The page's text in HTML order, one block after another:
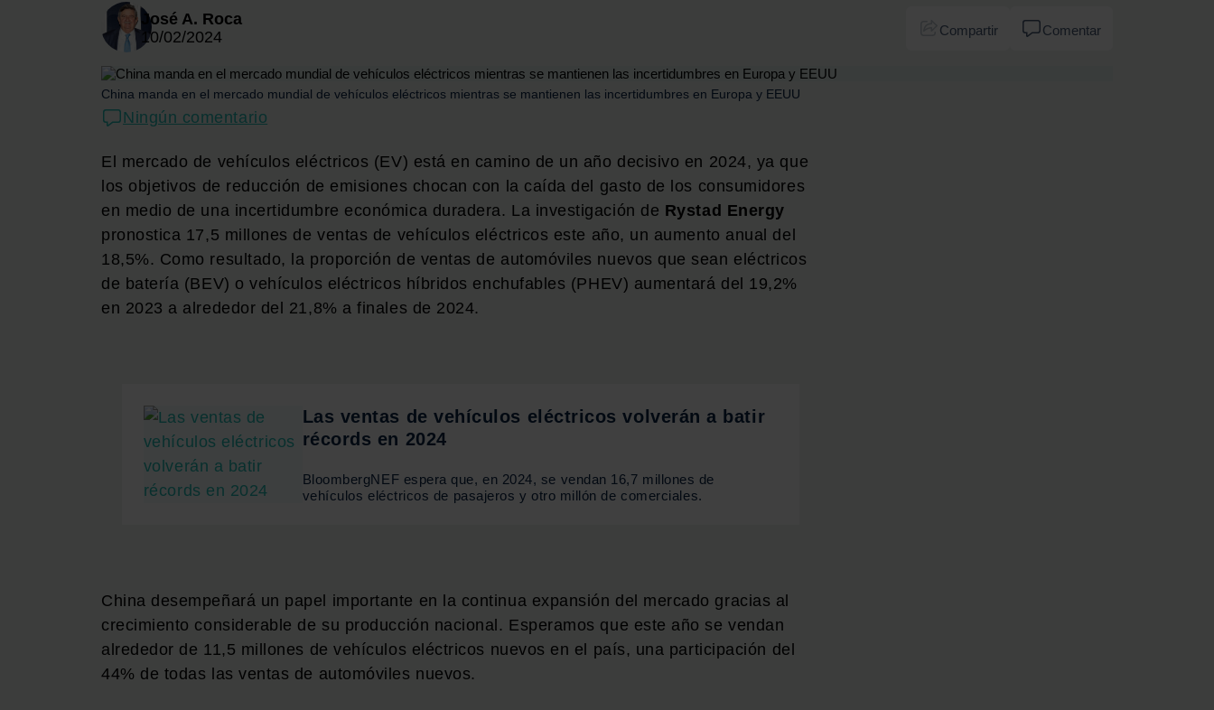
José A. Roca
10/02/2024
Compartir Comentar
China manda en el mercado mundial de vehículos eléctricos mientras se mantienen las incertidumbres en Europa y EEUU
Ningún comentario
El mercado de vehículos eléctricos (EV) está en camino de un año decisivo en 2024, ya que
los objetivos de reducción de emisiones chocan con la caída del gasto de los consumidores
en medio de una incertidumbre económica duradera. La investigación de Rystad Energy
pronostica 17,5 millones de ventas de vehículos eléctricos este año, un aumento anual del
18,5%. Como resultado, la proporción de ventas de automóviles nuevos que sean eléctricos
de batería (BEV) o vehículos eléctricos híbridos enchufables (PHEV) aumentará del 19,2%
en 2023 a alrededor del 21,8% a finales de 2024.
Las ventas de vehículos eléctricos volverán a batir
récords en 2024
BloombergNEF espera que, en 2024, se vendan 16,7 millones de
vehículos eléctricos de pasajeros y otro millón de comerciales.
China desempeñará un papel importante en la continua expansión del mercado gracias al
crecimiento considerable de su producción nacional. Esperamos que este año se vendan
alrededor de 11,5 millones de vehículos eléctricos nuevos en el país, una participación del
44% de todas las ventas de automóviles nuevos.